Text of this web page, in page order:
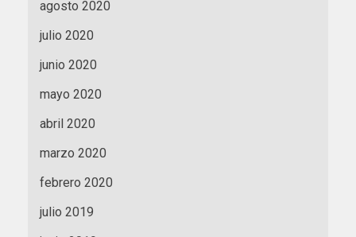
agosto 2020
julio 2020
junio 2020
mayo 2020
abril 2020
marzo 2020
febrero 2020
julio 2019